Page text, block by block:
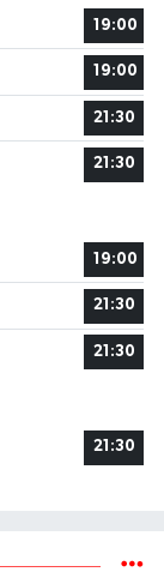
19:00
19:00
21:30
21:30
19:00
21:30
21:30
21:30